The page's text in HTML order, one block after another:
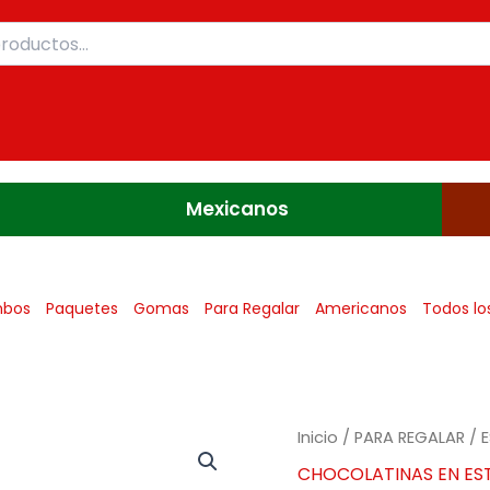
Mexicanos
Paquetes Gomas Para Regalar Americanos Todos
Inicio / PARA REGALAR /
CHOCOLATINAS EN